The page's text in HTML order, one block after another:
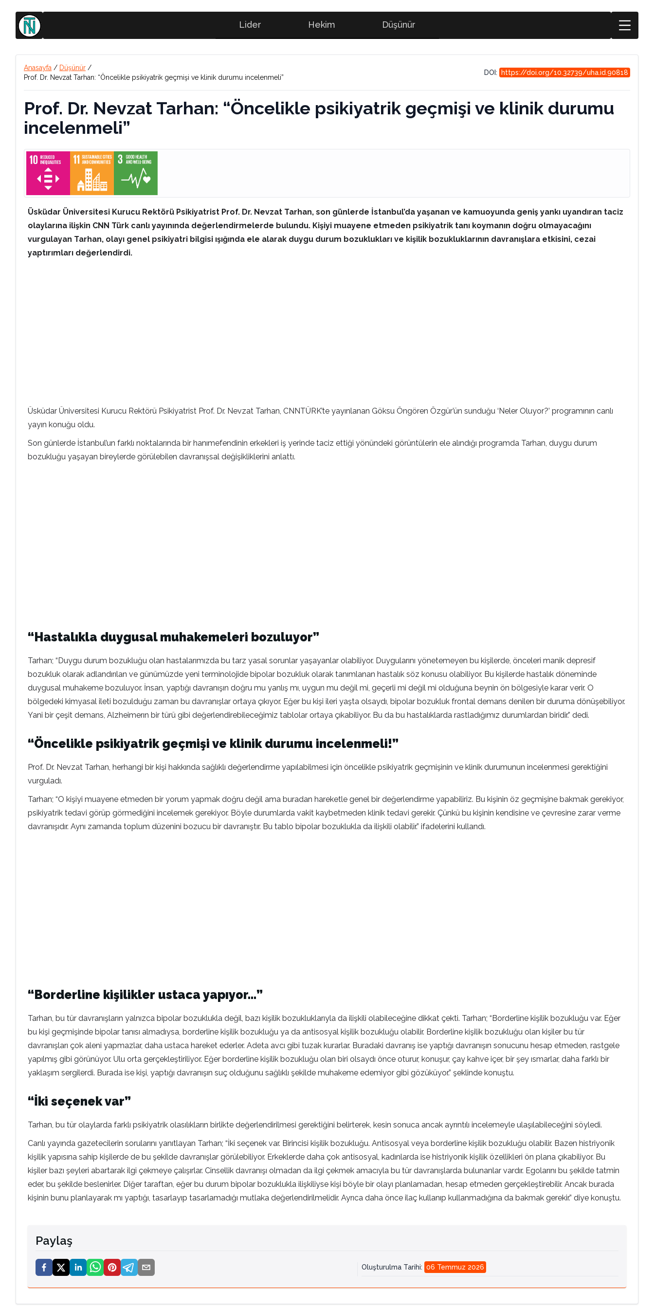
Lider Hekim Düşünür
Anasayfa / Düşünür /
Prof. Dr. Nevzat Tarhan: “Öncelikle psikiyatrik geçmişi ve klinik durumu incelenmeli”
DOI: https://doi.org/10.32739/uha.id.90818
Prof. Dr. Nevzat Tarhan: “Öncelikle psikiyatrik geçmişi ve klinik durumu
incelenmeli”
Üsküdar Üniversitesi Kurucu Rektörü Psikiyatrist Prof. Dr. Nevzat Tarhan, son günlerde İstanbul’da yaşanan ve kamuoyunda geniş yankı uyandıran taciz
olaylarına ilişkin CNN Türk canlı yayınında değerlendirmelerde bulundu. Kişiyi muayene etmeden psikiyatrik tanı koymanın doğru olmayacağını
vurgulayan Tarhan, olayı genel psikiyatri bilgisi ışığında ele alarak duygu durum bozuklukları ve kişilik bozukluklarının davranışlara etkisini, cezai
yaptırımları değerlendirdi.
Üsküdar Üniversitesi Kurucu Rektörü Psikiyatrist Prof. Dr. Nevzat Tarhan, CNNTÜRK’te yayınlanan Göksu Öngören Özgür’ün sunduğu ‘Neler Oluyor?’ programının canlı
yayın konuğu oldu.
Son günlerde İstanbul’un farklı noktalarında bir hanımefendinin erkekleri iş yerinde taciz ettiği yönündeki görüntülerin ele alındığı programda Tarhan, duygu durum
bozukluğu yaşayan bireylerde görülebilen davranışsal değişikliklerini anlattı.
“Hastalıkla duygusal muhakemeleri bozuluyor”
Tarhan; “Duygu durum bozukluğu olan hastalarımızda bu tarz yasal sorunlar yaşayanlar olabiliyor. Duygularını yönetemeyen bu kişilerde, önceleri manik depresif
bozukluk olarak adlandırılan ve günümüzde yeni terminolojide bipolar bozukluk olarak tanımlanan hastalık söz konusu olabiliyor. Bu kişilerde hastalık döneminde
duygusal muhakeme bozuluyor. İnsan, yaptığı davranışın doğru mu yanlış mı, uygun mu değil mi, geçerli mi değil mi olduğuna beynin ön bölgesiyle karar verir. O
bölgedeki kimyasal ileti bozulduğu zaman bu davranışlar ortaya çıkıyor. Eğer bu kişi ileri yaşta olsaydı, bipolar bozukluk frontal demans denilen bir duruma dönüşebiliyor.
Yani bir çeşit demans, Alzheimerın bir türü gibi değerlendirebileceğimiz tablolar ortaya çıkabiliyor. Bu da bu hastalıklarda rastladığımız durumlardan biridir.” dedi.
“Öncelikle psikiyatrik geçmişi ve klinik durumu incelenmeli!”
Prof. Dr. Nevzat Tarhan, herhangi bir kişi hakkında sağlıklı değerlendirme yapılabilmesi için öncelikle psikiyatrik geçmişinin ve klinik durumunun incelenmesi gerektiğini
vurguladı.
Tarhan; “O kişiyi muayene etmeden bir yorum yapmak doğru değil ama buradan hareketle genel bir değerlendirme yapabiliriz. Bu kişinin öz geçmişine bakmak gerekiyor,
psikiyatrik tedavi görüp görmediğini incelemek gerekiyor. Böyle durumlarda vakit kaybetmeden klinik tedavi gerekir. Çünkü bu kişinin kendisine ve çevresine zarar verme
davranışıdır. Aynı zamanda toplum düzenini bozucu bir davranıştır. Bu tablo bipolar bozuklukla da ilişkili olabilir.” ifadelerini kullandı.
“Borderline kişilikler ustaca yapıyor…”
Tarhan, bu tür davranışların yalnızca bipolar bozuklukla değil, bazı kişilik bozukluklarıyla da ilişkili olabileceğine dikkat çekti. Tarhan; “Borderline kişilik bozukluğu var. Eğer
bu kişi geçmişinde bipolar tanısı almadıysa, borderline kişilik bozukluğu ya da antisosyal kişilik bozukluğu olabilir. Borderline kişilik bozukluğu olan kişiler bu tür
davranışları çok aleni yapmazlar, daha ustaca hareket ederler. Adeta avcı gibi tuzak kurarlar. Buradaki davranış ise yaptığı davranışın sonucunu hesap etmeden, rastgele
yapılmış gibi görünüyor. Ulu orta gerçekleştiriliyor. Eğer borderline kişilik bozukluğu olan biri olsaydı önce oturur, konuşur, çay kahve içer, bir şey ısmarlar, daha farklı bir
yaklaşım sergilerdi. Burada ise kişi, yaptığı davranışın suç olduğunu sağlıklı şekilde muhakeme edemiyor gibi gözüküyor.” şeklinde konuştu.
“İki seçenek var”
Tarhan, bu tür olaylarda farklı psikiyatrik olasılıkların birlikte değerlendirilmesi gerektiğini belirterek, kesin sonuca ancak ayrıntılı incelemeyle ulaşılabileceğini söyledi.
Canlı yayında gazetecilerin sorularını yanıtlayan Tarhan; “İki seçenek var. Birincisi kişilik bozukluğu. Antisosyal veya borderline kişilik bozukluğu olabilir. Bazen histriyonik
kişilik yapısına sahip kişilerde de bu şekilde davranışlar görülebiliyor. Erkeklerde daha çok antisosyal, kadınlarda ise histriyonik kişilik özellikleri ön plana çıkabiliyor. Bu
kişiler bazı şeyleri abartarak ilgi çekmeye çalışırlar. Cinsellik davranışı olmadan da ilgi çekmek amacıyla bu tür davranışlarda bulunanlar vardır. Egolarını bu şekilde tatmin
eder, bu şekilde beslenirler. Diğer taraftan, eğer bu durum bipolar bozuklukla ilişkiliyse kişi böyle bir olayı planlamadan, hesap etmeden gerçekleştirebilir. Ancak burada
kişinin bunu planlayarak mı yaptığı, tasarlayıp tasarlamadığı mutlaka değerlendirilmelidir. Ayrıca daha önce ilaç kullanıp kullanmadığına da bakmak gerekir.” diye konuştu.
Paylaş
Oluşturulma Tarihi: 06 Temmuz 2026